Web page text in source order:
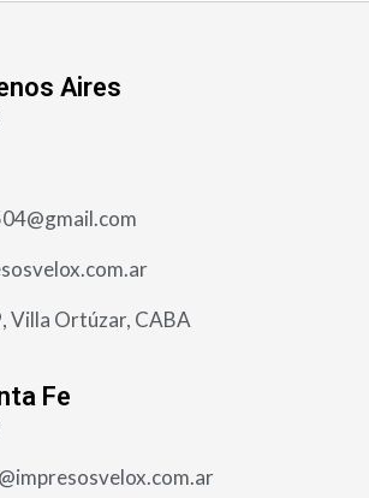
Aires
Villa Ortúzar, CABA
Fe